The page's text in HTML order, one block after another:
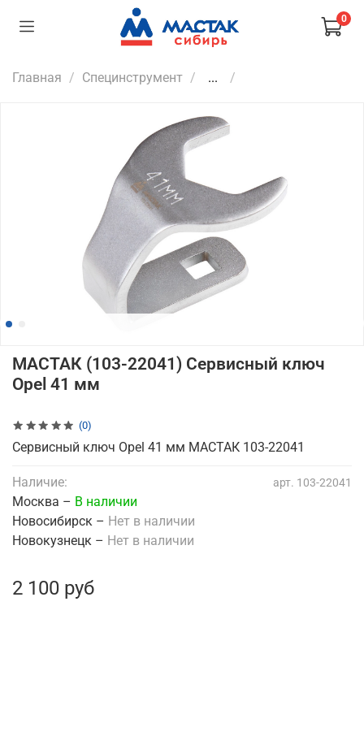
0
Главная Специнструмент ...
(0)
арт. 103-22041
МАСТАК (103-22041) Сервисный ключ
Opel 41 мм
2 100 руб
Наличие:
Москва – В наличии
Новосибирск – Нет в наличии
Новокузнецк – Нет в наличии
Сервисный ключ Opel 41 мм МАСТАК 103-22041